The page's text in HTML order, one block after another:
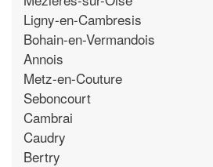
Ligny-en-Cambresis
Bohain-en-Vermandois
Annois
Metz-en-Couture
Seboncourt
Cambrai
Caudry
Bertry